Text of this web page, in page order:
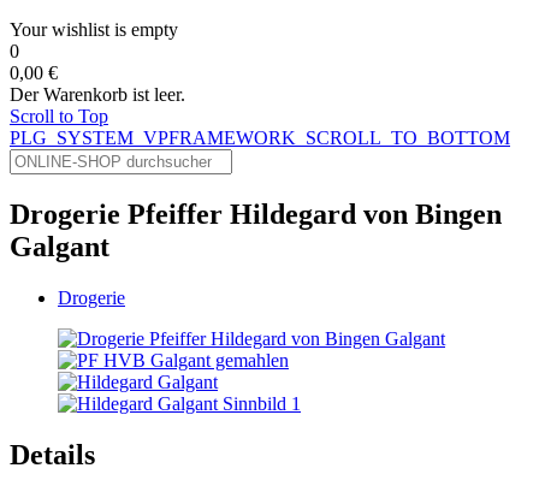
Your wishlist is empty
0
0,00 €
Der Warenkorb ist leer.
Scroll to Top
PLG_SYSTEM_VPFRAMEWORK_SCROLL_TO_BOTTOM
Drogerie Pfeiffer Hildegard von Bingen
Galgant
Drogerie
Details